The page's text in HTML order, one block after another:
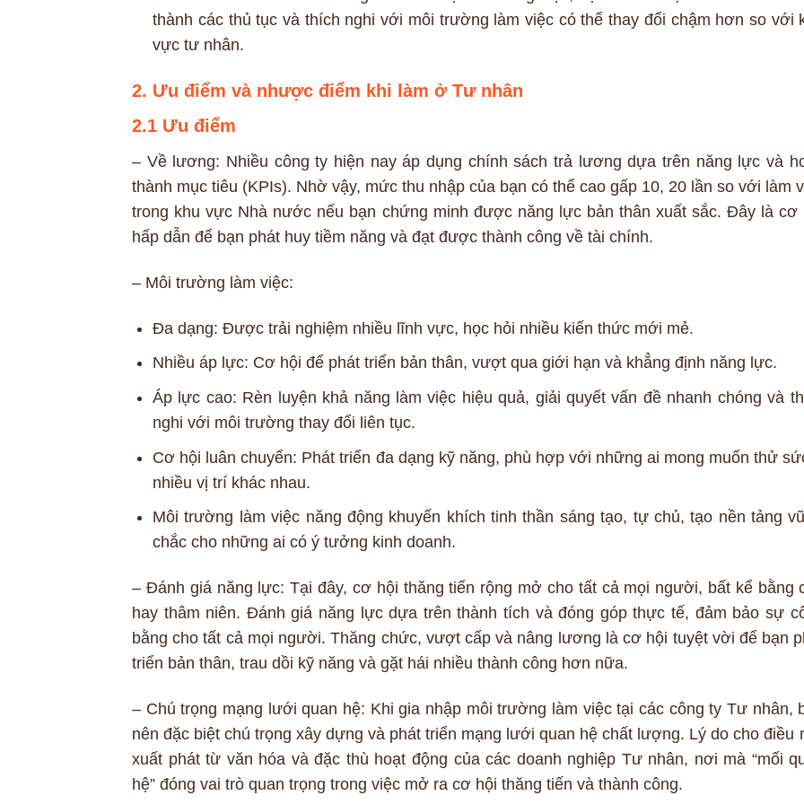
thành các thủ tục và thích nghi với môi trường làm việc có thể thay đổi chậm hơn so với
vực tư nhân.
2. Ưu điểm và nhược điểm khi làm ở Tư nhân
2.1 Ưu điểm
– Về lương: Nhiều công ty hiện nay áp dụng chính sách trả lương dựa trên năng lực và
thành mục tiêu (KPIs). Nhờ vậy, mức thu nhập của bạn có thể cao gấp 10, 20 lần so với làm
trong khu vực Nhà nước nếu bạn chứng minh được năng lực bản thân xuất sắc. Đây là cơ
hấp dẫn để bạn phát huy tiềm năng và đạt được thành công về tài chính.
– Môi trường làm việc:
Đa dạng: Được trải nghiệm nhiều lĩnh vực, học hỏi nhiều kiến thức mới mẻ.
Nhiều áp lực: Cơ hội để phát triển bản thân, vượt qua giới hạn và khẳng định năng lực.
Áp lực cao: Rèn luyện khả năng làm việc hiệu quả, giải quyết vấn đề nhanh chóng và
nghi với môi trường thay đổi liên tục.
Cơ hội luân chuyển: Phát triển đa dạng kỹ năng, phù hợp với những ai mong muốn thử
nhiều vị trí khác nhau.
Môi trường làm việc năng động khuyến khích tinh thần sáng tạo, tự chủ, tạo nền tảng
chắc cho những ai có ý tưởng kinh doanh.
– Đánh giá năng lực: Tại đây, cơ hội thăng tiến rộng mở cho tất cả mọi người, bất kể bằng
hay thâm niên. Đánh giá năng lực dựa trên thành tích và đóng góp thực tế, đảm bảo sự
bằng cho tất cả mọi người. Thăng chức, vượt cấp và nâng lương là cơ hội tuyệt vời để bạn
triển bản thân, trau dồi kỹ năng và gặt hái nhiều thành công hơn nữa.
– Chú trọng mạng lưới quan hệ: Khi gia nhập môi trường làm việc tại các công ty Tư nhân,
nên đặc biệt chú trọng xây dựng và phát triển mạng lưới quan hệ chất lượng. Lý do cho điều
xuất phát từ văn hóa và đặc thù hoạt động của các doanh nghiệp Tư nhân, nơi mà “mối
hệ” đóng vai trò quan trọng trong việc mở ra cơ hội thăng tiến và thành công.